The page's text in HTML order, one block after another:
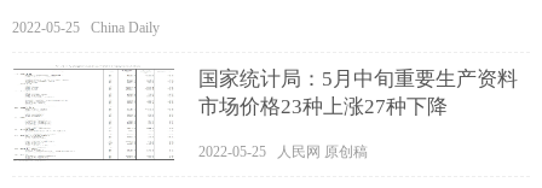
2022-05-25 China Daily
国家统计局：5月中旬重要生产资料
市场价格23种上涨27种下降
2022-05-25 人民网 原创稿